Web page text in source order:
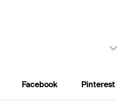
Facebook Pinterest